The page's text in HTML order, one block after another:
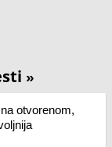
»
otvorenom,